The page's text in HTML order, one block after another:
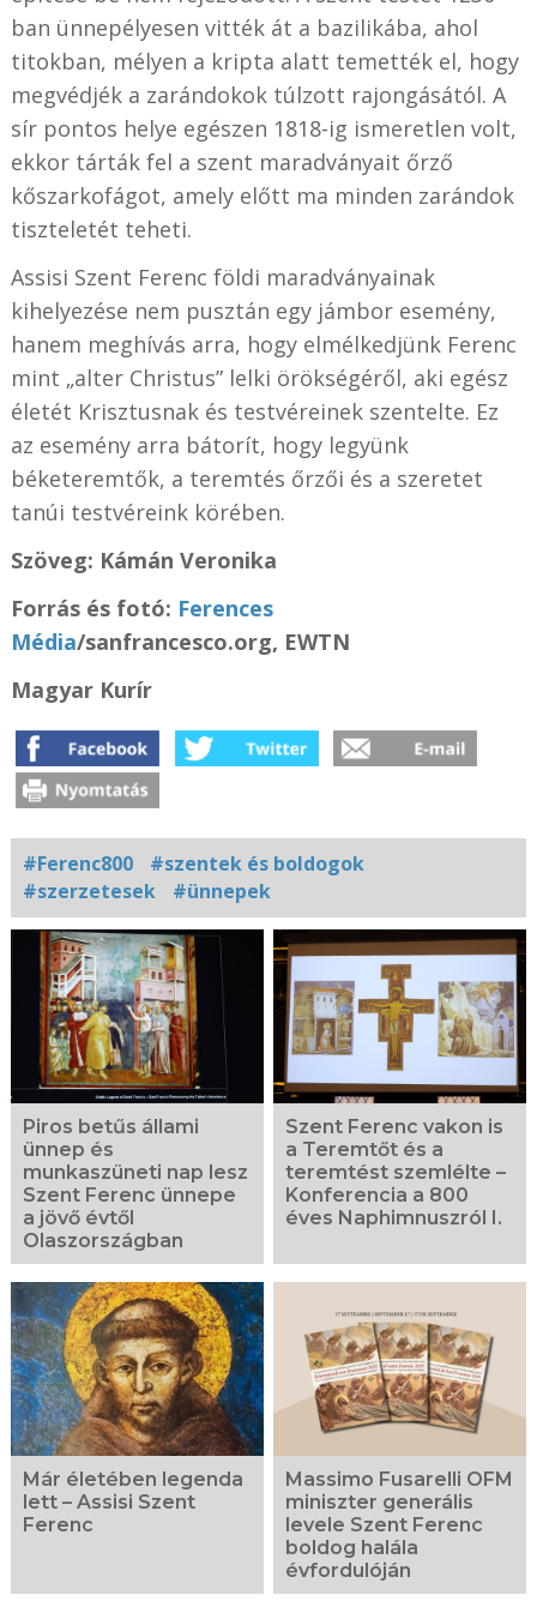
ban ünnepélyesen vitték át a bazilikába, ahol
titokban, mélyen a kripta alatt temették el, hogy
megvédjék a zarándokok túlzott rajongásától. A
sír pontos helye egészen 1818-ig ismeretlen volt,
ekkor tárták fel a szent maradványait őrző
kőszarkofágot, amely előtt ma minden zarándok
tiszteletét teheti.
Assisi Szent Ferenc földi maradványainak
kihelyezése nem pusztán egy jámbor esemény,
hanem meghívás arra, hogy elmélkedjünk Ferenc
mint „alter Christus” lelki örökségéről, aki egész
életét Krisztusnak és testvéreinek szentelte. Ez
az esemény arra bátorít, hogy legyünk
béketeremtők, a teremtés őrzői és a szeretet
tanúi testvéreink körében.
Szöveg: Kámán Veronika
Forrás és fotó: Ferences
Média/sanfrancesco.org, EWTN
Magyar Kurír
#Ferenc800
#szentek és boldogok
#szerzetesek
#ünnepek
Kapcsolódó
fotógaléria
Piros betűs állami
ünnep és
munkaszüneti nap lesz
Szent Ferenc ünnepe
a jövő évtől
Olaszországban
Szent Ferenc vakon is
a Teremtőt és a
teremtést szemlélte –
Konferencia a 800
éves Naphimnuszról I.
Már életében legenda
lett – Assisi Szent
Ferenc
Massimo Fusarelli OFM
miniszter generális
levele Szent Ferenc
boldog halála
évfordulóján